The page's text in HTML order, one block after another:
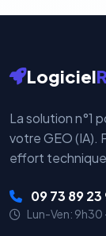
Logiciel
La solution n°1
votre GEO (IA).
effort
09 73 89 23
Lun-Ven: 9h30